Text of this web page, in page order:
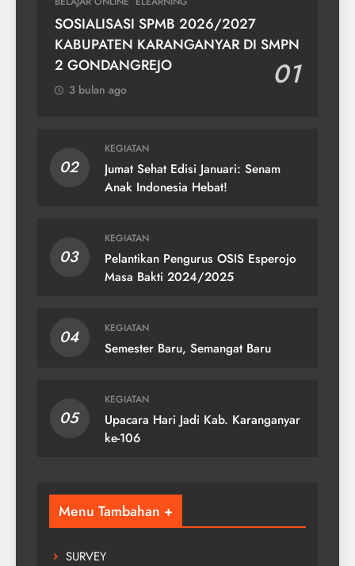
SOSIALISASI SPMB 2026/2027
KABUPATEN KARANGANYAR DI SMPN
2 GONDANGREJO
01
3 bulan ago
02
KEGIATAN
Jumat Sehat Edisi Januari: Senam
Anak Indonesia Hebat!
03
KEGIATAN
Pelantikan Pengurus OSIS Esperojo
Masa Bakti 2024/2025
04 KEGIATAN
Semester Baru, Semangat Baru
05
KEGIATAN
Upacara Hari Jadi Kab. Karanganyar
ke-106
Menu Tambahan +
SURVEY